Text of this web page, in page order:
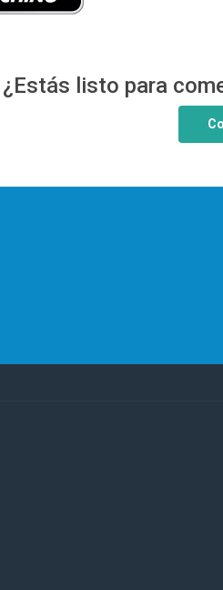
¿Estás listo para